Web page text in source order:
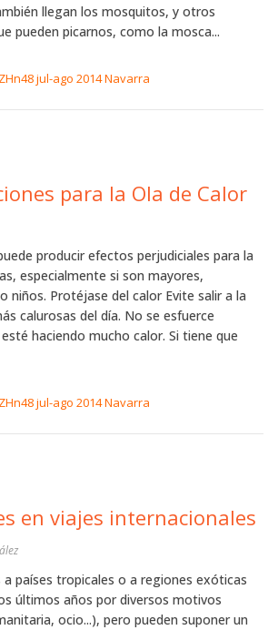
llegan los mosquitos, y otros
pueden picarnos, como la mosca...
ZHn48 jul-ago 2014 Navarra
para la Ola de Calor
producir efectos perjudiciales para la
especialmente si son mayores,
niños. Protéjase del calor Evite salir a la
calurosas del día. No se esfuerce
haciendo mucho calor. Si tiene que
ZHn48 jul-ago 2014 Navarra
en viajes internacionales
a países tropicales o a regiones exóticas
últimos años por diversos motivos
ocio...), pero pueden suponer un